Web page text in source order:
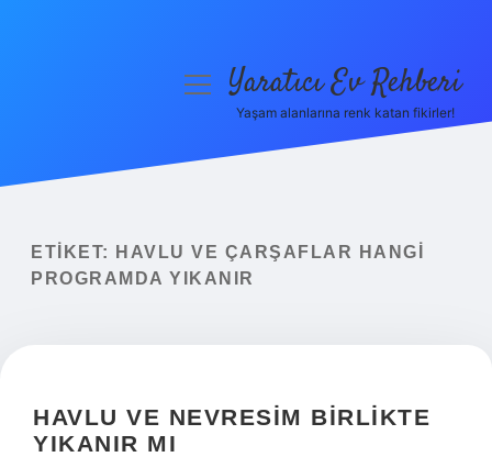
Yasal Uyarı
menüyüYaratıcı Ev Rehberi
Yaşam alanlarına renk katan fikirler!
ETIKET:
HAVLU VE ÇARŞAFLAR HANGI
PROGRAMDA YIKANIR
HAVLU VE NEVRESIM BIRLIKTE
YIKANIR MI